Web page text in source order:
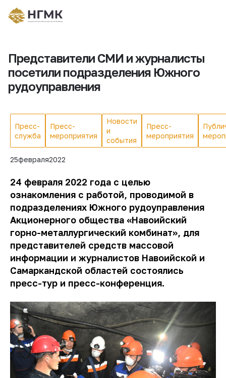
Представители СМИ и журналисты
посетили подразделения Южного
рудоуправления
Пресс-
служба
Пресс-
мероприятия
Новости
и
события
Пресс-
мероприятия
25февраля2022
24 февраля 2022 года с целью
ознакомления с работой, проводимой в
подразделениях Южного рудоуправления
Акционерного общества «Навоийский
горно-металлургический комбинат», для
представителей средств массовой
информации и журналистов Навоийской и
Самаркандской областей состоялись
пресс-тур и пресс-конференция.